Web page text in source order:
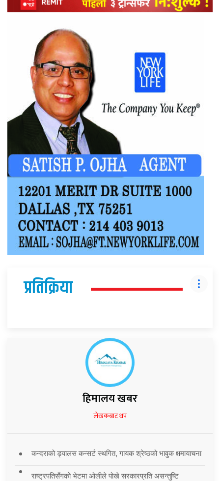
प्रतिक्रिया
हिमालय खबर
लेखकबाट थप
कन्दराको ड्यालस कन्सर्ट स्थगित, गायक श्रेष्ठको भावुक क्षमायाचना
राष्ट्रपतिसँगको भेटमा ओलीले पोखे सरकारप्रति असन्तुष्टि